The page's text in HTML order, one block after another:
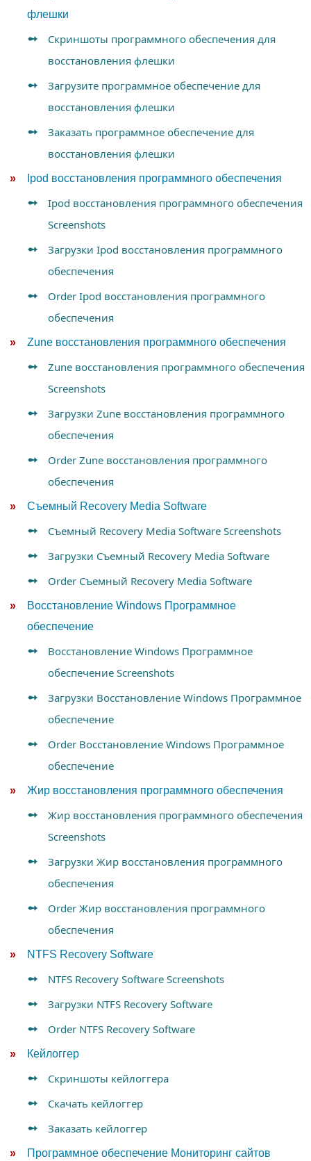
флешки
Скриншоты программного обеспечения для
восстановления флешки
Загрузите программное обеспечение для
восстановления флешки
Заказать программное обеспечение для
восстановления флешки
Ipod восстановления программного обеспечения
Ipod восстановления программного обеспечения
Screenshots
Загрузки Ipod восстановления программного
обеспечения
Order Ipod восстановления программного
обеспечения
Zune восстановления программного обеспечения
Zune восстановления программного обеспечения
Screenshots
Загрузки Zune восстановления программного
обеспечения
Order Zune восстановления программного
обеспечения
Съемный Recovery Media Software
Съемный Recovery Media Software Screenshots
Загрузки Съемный Recovery Media Software
Order Съемный Recovery Media Software
Восстановление Windows Программное
обеспечение
Восстановление Windows Программное
обеспечение Screenshots
Загрузки Восстановление Windows Программное
обеспечение
Order Восстановление Windows Программное
обеспечение
Жир восстановления программного обеспечения
Жир восстановления программного обеспечения
Screenshots
Загрузки Жир восстановления программного
обеспечения
Order Жир восстановления программного
обеспечения
NTFS Recovery Software
NTFS Recovery Software Screenshots
Загрузки NTFS Recovery Software
Order NTFS Recovery Software
Кейлоггер
Скриншоты кейлоггера
Скачать кейлоггер
Заказать кейлоггер
Программное обеспечение Мониторинг сайтов